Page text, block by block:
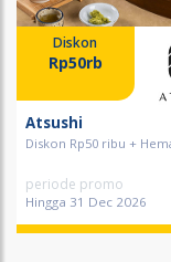
Diskon
Rp50rb
Atsushi
Diskon Rp50 ribu +
periode promo
Hingga 31 Dec 2026